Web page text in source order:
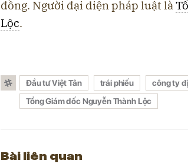
đồng. Người đại diện pháp luật là
Lộc.
Đầu tư Việt Tân trái phiếu
công ty
Tổng Giám đốc Nguyễn Thành Lộc
Bài liên quan